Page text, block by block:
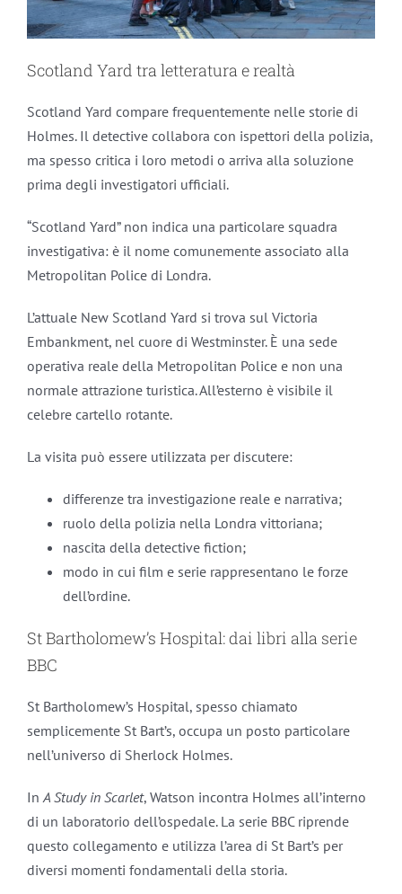
Scotland Yard tra letteratura e realtà
Scotland Yard compare frequentemente nelle storie di
Holmes. Il detective collabora con ispettori della polizia,
ma spesso critica i loro metodi o arriva alla soluzione
prima degli investigatori ufficiali.
“Scotland Yard” non indica una particolare squadra
investigativa: è il nome comunemente associato alla
Metropolitan Police di Londra.
L’attuale New Scotland Yard si trova sul Victoria
Embankment, nel cuore di Westminster. È una sede
operativa reale della Metropolitan Police e non una
normale attrazione turistica. All’esterno è visibile il
celebre cartello rotante.
La visita può essere utilizzata per discutere:
differenze tra investigazione reale e narrativa;
ruolo della polizia nella Londra vittoriana;
nascita della detective fiction;
modo in cui film e serie rappresentano le forze
dell’ordine.
St Bartholomew’s Hospital: dai libri alla serie
BBC
St Bartholomew’s Hospital, spesso chiamato
semplicemente St Bart’s, occupa un posto particolare
nell’universo di Sherlock Holmes.
In A Study in Scarlet, Watson incontra Holmes all’interno
di un laboratorio dell’ospedale. La serie BBC riprende
questo collegamento e utilizza l’area di St Bart’s per
diversi momenti fondamentali della storia.